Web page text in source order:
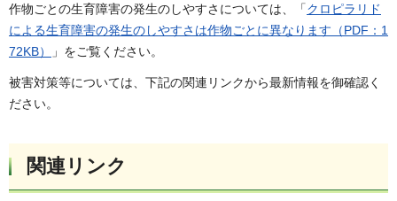
作物ごとの生育障害の発生のしやすさについては、「クロピラリド
による生育障害の発生のしやすさは作物ごとに異なります（PDF：1
72KB）
」をご覧ください。
被害対策等については、下記の関連リンクから最新情報を御確認く
ださい。
関連リンク